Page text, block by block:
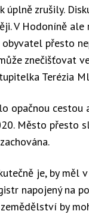
úplně zrušily.
V Hodoníně ale
obyvatel přesto
znečišťovat
Terézia
opačnou cestou
Město přesto
je, by měl
napojený na
by